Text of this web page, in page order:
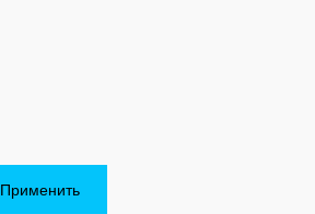
Применить